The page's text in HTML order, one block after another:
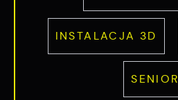
INSTALACJA 3D
SENIOR